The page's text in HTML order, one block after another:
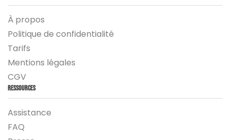
À propos
Politique de confidentialité
Tarifs
Mentions légales
CGV
Ressources
Assistance
FAQ